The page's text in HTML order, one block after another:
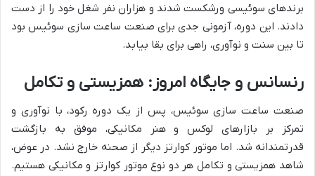
برندهای سوئیسی ورشکست شدند و هزاران نفر شغل خود را از دست
دادند. این دوره، آزمونی جدی برای صنعت ساعت سازی سوئیس بود
تا بین سنت و نوآوری، راهی برای بقا بیابد.
رنسانس و جایگاه امروز: همزیستی و تکامل
صنعت ساعت سازی سوئیس، پس از یک دوره رکود، با نوآوری و
تمرکز بر بازارهای لوکس و هنر مکانیکی، موفق به بازگشت
قدرتمندانه شد. اما موتور کوارتز دیگر از صحنه خارج نشد. در عوض،
شاهد همزیستی و تکامل هر دو نوع موتور کوارتز و مکانیکی هستیم.